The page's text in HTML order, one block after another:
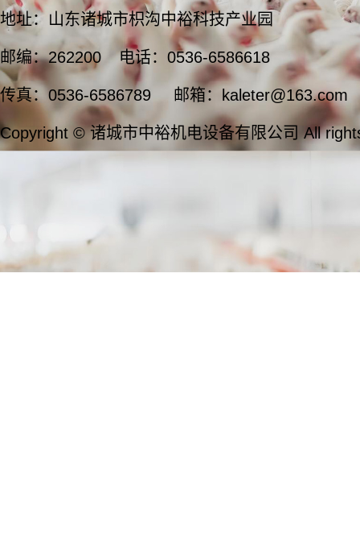
地址：山东诸城市枳沟中裕科技产业园
邮编：262200 电话：0536-6586618
传真：0536-6586789 邮箱：kaleter@163.com
Copyright © 诸城市中裕机电设备有限公司 All